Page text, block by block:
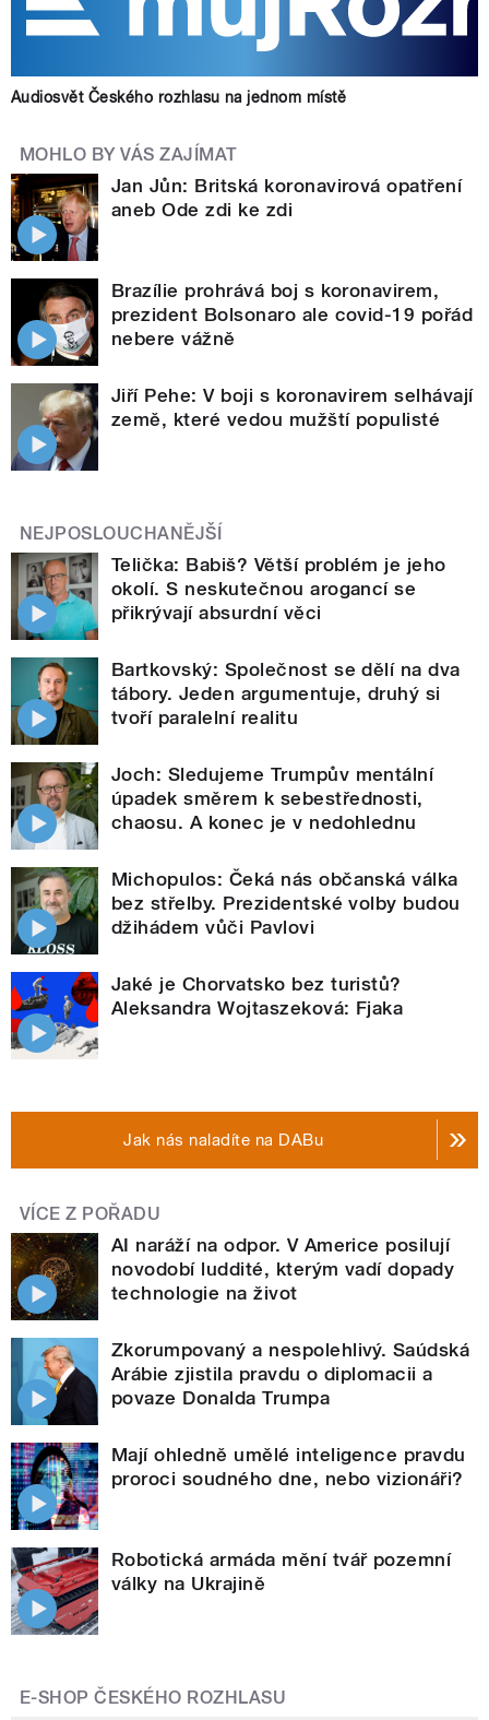
Audiosvět Českého rozhlasu na jednom místě
MOHLO BY VÁS ZAJÍMAT
Jan Jůn: Britská koronavirová opatření
aneb Ode zdi ke zdi
Brazílie prohrává boj s koronavirem,
prezident Bolsonaro ale covid-19 pořád
nebere vážně
Jiří Pehe: V boji s koronavirem selhávají
země, které vedou mužští populisté
NEJPOSLOUCHANĚJŠÍ
Telička: Babiš? Větší problém je jeho
okolí. S neskutečnou arogancí se
přikrývají absurdní věci
Bartkovský: Společnost se dělí na dva
tábory. Jeden argumentuje, druhý si
tvoří paralelní realitu
Joch: Sledujeme Trumpův mentální
úpadek směrem k sebestřednosti,
chaosu. A konec je v nedohlednu
Michopulos: Čeká nás občanská válka
bez střelby. Prezidentské volby budou
džihádem vůči Pavlovi
Jaké je Chorvatsko bez turistů?
Aleksandra Wojtaszeková: Fjaka
Jak nás naladíte na DABu
VÍCE Z POŘADU
AI naráží na odpor. V Americe posilují
novodobí luddité, kterým vadí dopady
technologie na život
Zkorumpovaný a nespolehlivý. Saúdská
Arábie zjistila pravdu o diplomacii a
povaze Donalda Trumpa
Mají ohledně umělé inteligence pravdu
proroci soudného dne, nebo vizionáři?
Robotická armáda mění tvář pozemní
války na Ukrajině
E-SHOP ČESKÉHO ROZHLASU